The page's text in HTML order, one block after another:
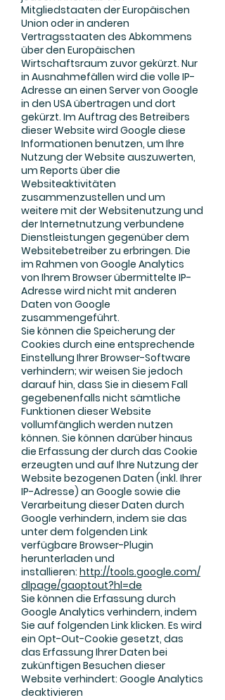
Mitgliedstaaten der Europäischen
Union oder in anderen
Vertragsstaaten des Abkommens
über den Europäischen
Wirtschaftsraum zuvor gekürzt. Nur
in Ausnahmefällen wird die volle IP-
Adresse an einen Server von Google
in den USA übertragen und dort
gekürzt. Im Auftrag des Betreibers
dieser Website wird Google diese
Informationen benutzen, um Ihre
Nutzung der Website auszuwerten,
um Reports über die
Websiteaktivitäten
zusammenzustellen und um
weitere mit der Websitenutzung und
der Internetnutzung verbundene
Dienstleistungen gegenüber dem
Websitebetreiber zu erbringen. Die
im Rahmen von Google Analytics
von Ihrem Browser übermittelte IP-
Adresse wird nicht mit anderen
Daten von Google
zusammengeführt.
Sie können die Speicherung der
Cookies durch eine entsprechende
Einstellung Ihrer Browser-Software
verhindern; wir weisen Sie jedoch
darauf hin, dass Sie in diesem Fall
gegebenenfalls nicht sämtliche
Funktionen dieser Website
vollumfänglich werden nutzen
können. Sie können darüber hinaus
die Erfassung der durch das Cookie
erzeugten und auf Ihre Nutzung der
Website bezogenen Daten (inkl. Ihrer
IP-Adresse) an Google sowie die
Verarbeitung dieser Daten durch
Google verhindern, indem sie das
unter dem folgenden Link
verfügbare Browser-Plugin
herunterladen und
installieren: http://tools.google.com/
dlpage/gaoptout?hl=de
Sie können die Erfassung durch
Google Analytics verhindern, indem
Sie auf folgenden Link klicken. Es wird
ein Opt-Out-Cookie gesetzt, das
das Erfassung Ihrer Daten bei
zukünftigen Besuchen dieser
Website verhindert: Google Analytics
deaktivieren